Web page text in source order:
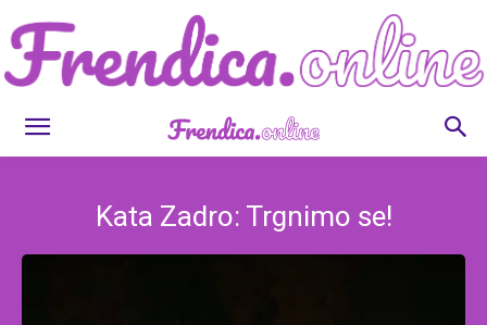
Frendica.online
Kata Zadro: Trgnimo se!